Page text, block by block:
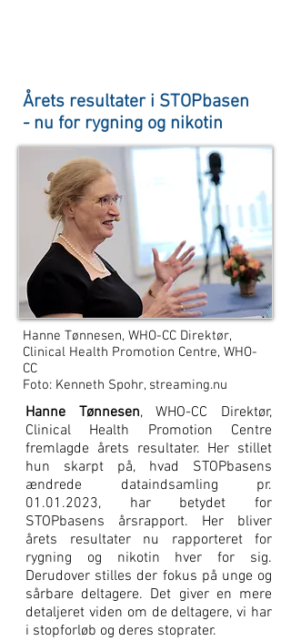
Årets resultater i STOPbasen
- nu for rygning og nikotin
Hanne Tønnesen, WHO-CC Direktør,
Clinical Health Promotion Centre, WHO-
CC
Foto: Kenneth Spohr, streaming.nu
Hanne Tønnesen, WHO-CC Direktør,
Clinical Health Promotion Centre
fremlagde årets resultater. Her stillet
hun skarpt på, hvad STOPbasens
ændrede dataindsamling pr.
01.01.2023, har betydet for
STOPbasens årsrapport. Her bliver
årets resultater nu rapporteret for
rygning og nikotin hver for sig.
Derudover stilles der fokus på unge og
sårbare deltagere. Det giver en mere
detaljeret viden om de deltagere, vi har
i stopforløb og deres stoprater.